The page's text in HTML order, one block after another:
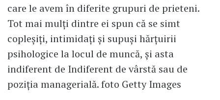
care le avem în diferite grupuri de prieteni.
Tot mai mulți dintre ei spun că se simt
copleșiți, intimidați și supuși hărțuirii
psihologice la locul de muncă, și asta
indiferent de Indiferent de vârstă sau de
poziția managerială. foto Getty Images